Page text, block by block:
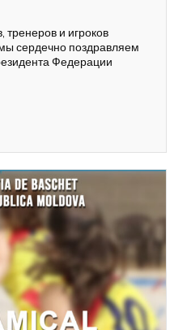
тренеров и игроков
сердечно поздравляем
Федерации